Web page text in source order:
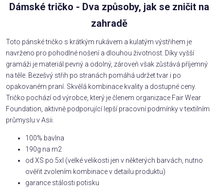
Dámské tričko - Dva způsoby, jak se zničit na
zahradě
Toto pánské tričko s krátkým rukávem a kulatým výstřihem je
navrženo pro pohodlné nošení a dlouhou životnost. Díky vyšší
gramáži je materiál pevný a odolný, zároveň však zůstává příjemný
na těle. Bezešvý střih po stranách pomáhá udržet tvar i po
opakovaném praní. Skvělá kombinace kvality a dostupné ceny.
Tričko pochází od výrobce, který je členem organizace Fair Wear
Foundation, aktivně podporující lepší pracovní podmínky v textilním
průmyslu v Asii.
100% bavlna
190g na m2
od XS po 5xl (velké velikosti jen v některých barvách, nutno
ověřit zvolením kombinace v detailu produktu)
garance stálosti potisku